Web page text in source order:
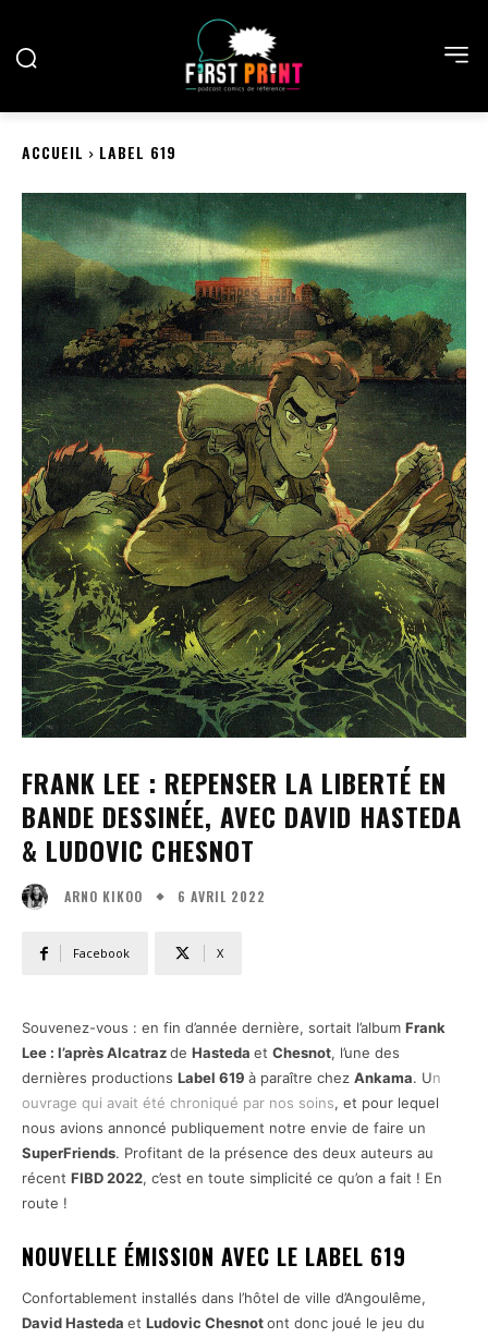
ACCUEIL LABEL 619
FRANK LEE : REPENSER LA LIBERTÉ EN
BANDE DESSINÉE, AVEC DAVID HASTEDA
& LUDOVIC CHESNOT
ARNO KIKOO 6 AVRIL 2022
Facebook X
Souvenez-vous : en fin d’année dernière, sortait l’album Frank
Lee : l’après Alcatrazde Hasteda et Chesnot, l’une des
dernières productions Label 619 à paraître chez Ankama. Un
ouvrage qui avait été chroniqué par nos soins, et pour lequel
nous avions annoncé publiquement notre envie de faire un
SuperFriends. Profitant de la présence des deux auteurs au
récent FIBD 2022, c’est en toute simplicité ce qu’on a fait ! En
route !
NOUVELLE ÉMISSION AVEC LE LABEL 619
Confortablement installés dans l’hôtel de ville d’Angoulême,
David Hasteda et Ludovic Chesnotont donc joué le jeu du